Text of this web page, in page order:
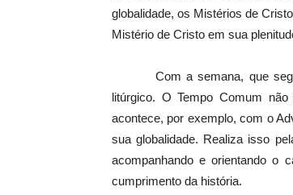
globalidade, os Mistérios de
Mistério de Cristo em sua
Com a semana, que segue
litúrgico. O Tempo Comum
acontece, por exemplo, com o
sua globalidade. Realiza isso
acompanhando e orientando o
cumprimento da história.